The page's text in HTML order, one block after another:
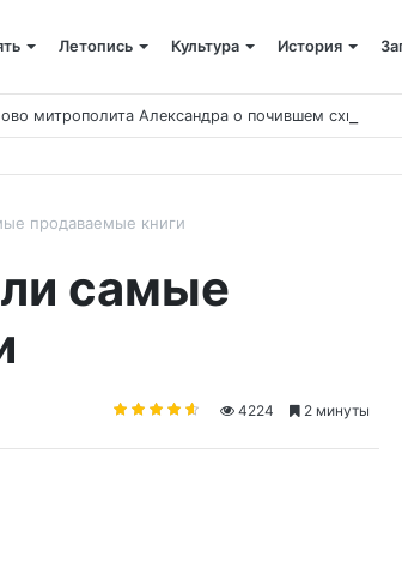
Летопись Культура История
митрополита Александра о почившем
продаваемые книги
самые
4224 2 минуты